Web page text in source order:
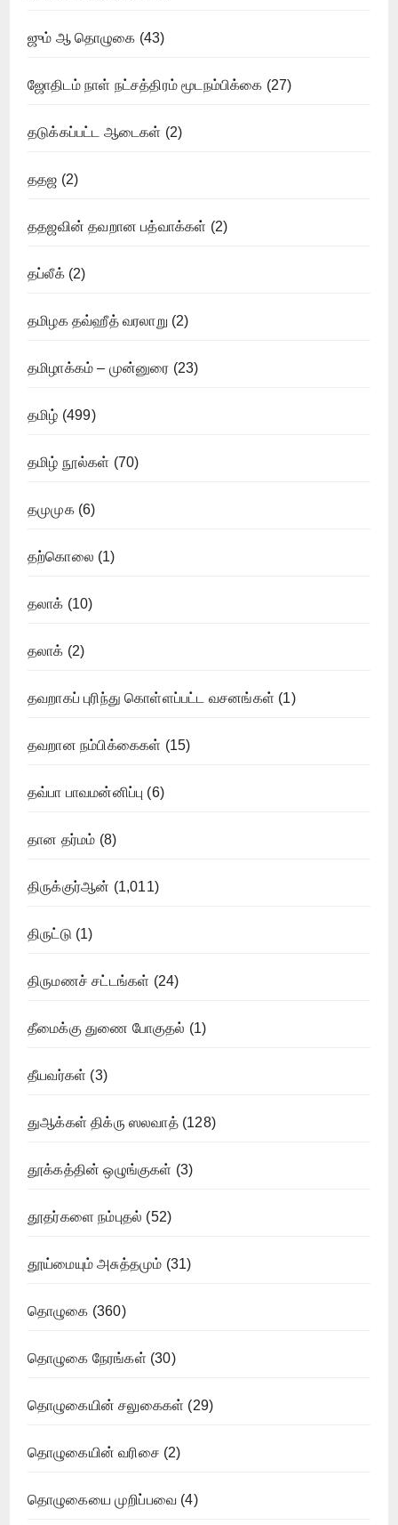
ஜும் ஆ தொழுகை (43)
ஜோதிடம் நாள் நட்சத்திரம் மூடநம்பிக்கை (27)
தடுக்கப்பட்ட ஆடைகள் (2)
ததஜ (2)
ததஜவின் தவறான பத்வாக்கள் (2)
தப்லீக்(2)
தமிழக தவ்ஹீத் வரலாறு (2)
தமிழாக்கம் – முன்னுரை (23)
தமிழ் (499)
தமிழ் நூல்கள் (70)
தமுமுக(6)
தற்கொலை (1)
தலாக் (10)
தலாக் (2)
தவறாகப் புரிந்து கொள்ளப்பட்ட வசனங்கள் (1)
தவறான நம்பிக்கைகள் (15)
தவ்பா பாவமன்னிப்பு (6)
தான தர்மம் (8)
திருக்குர்ஆன் (1,011)
திருட்டு (1)
திருமணச் சட்டங்கள் (24)
தீமைக்கு துணை போகுதல் (1)
தீயவர்கள் (3)
துஆக்கள் திக்ரு ஸலவாத்(128)
தூக்கத்தின் ஒழுங்குகள் (3)
தூதர்களை நம்புதல் (52)
தூய்மையும் அசுத்தமும் (31)
தொழுகை (360)
தொழுகை நேரங்கள் (30)
தொழுகையின் சலுகைகள் (29)
தொழுகையின் வரிசை (2)
தொழுகையை முறிப்பவை (4)